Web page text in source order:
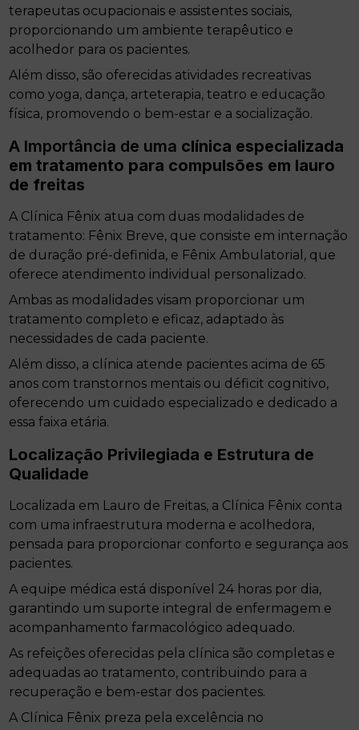
terapeutas ocupacionais e assistentes sociais,
proporcionando um ambiente terapêutico e
acolhedor para os pacientes.
Além disso, são oferecidas atividades recreativas
como yoga, dança, arteterapia, teatro e educação
física, promovendo o bem-estar e a socialização.
A Importância de uma clínica especializada
em tratamento para compulsões em lauro
de freitas
A Clínica Fênix atua com duas modalidades de
tratamento: Fênix Breve, que consiste em internação
de duração pré-definida, e Fênix Ambulatorial, que
oferece atendimento individual personalizado.
Ambas as modalidades visam proporcionar um
tratamento completo e eficaz, adaptado às
necessidades de cada paciente.
Além disso, a clínica atende pacientes acima de 65
anos com transtornos mentais ou déficit cognitivo,
oferecendo um cuidado especializado e dedicado a
essa faixa etária.
Localização Privilegiada e Estrutura de
Qualidade
Localizada em Lauro de Freitas, a Clínica Fênix conta
com uma infraestrutura moderna e acolhedora,
pensada para proporcionar conforto e segurança aos
pacientes.
A equipe médica está disponível 24 horas por dia,
garantindo um suporte integral de enfermagem e
acompanhamento farmacológico adequado.
As refeições oferecidas pela clínica são completas e
adequadas ao tratamento, contribuindo para a
recuperação e bem-estar dos pacientes.
A Clínica Fênix preza pela excelência no